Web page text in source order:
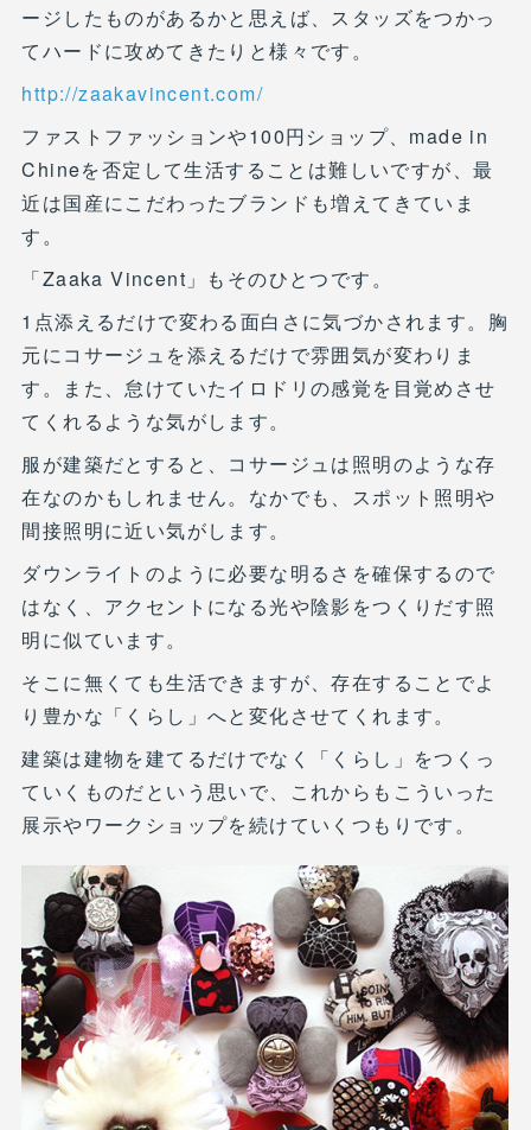
ージしたものがあるかと思えば、スタッズをつかっ
てハードに攻めてきたりと様々です。
http://zaakavincent.com/
ファストファッションや100円ショップ、made in
Chineを否定して生活することは難しいですが、最
近は国産にこだわったブランドも増えてきていま
す。
「Zaaka Vincent」もそのひとつです。
1点添えるだけで変わる面白さに気づかされます。胸
元にコサージュを添えるだけで雰囲気が変わりま
す。また、怠けていたイロドリの感覚を目覚めさせ
てくれるような気がします。
服が建築だとすると、コサージュは照明のような存
在なのかもしれません。なかでも、スポット照明や
間接照明に近い気がします。
ダウンライトのように必要な明るさを確保するので
はなく、アクセントになる光や陰影をつくりだす照
明に似ています。
そこに無くても生活できますが、存在することでよ
り豊かな「くらし」へと変化させてくれます。
建築は建物を建てるだけでなく「くらし」をつくっ
ていくものだという思いで、これからもこういった
展示やワークショップを続けていくつもりです。